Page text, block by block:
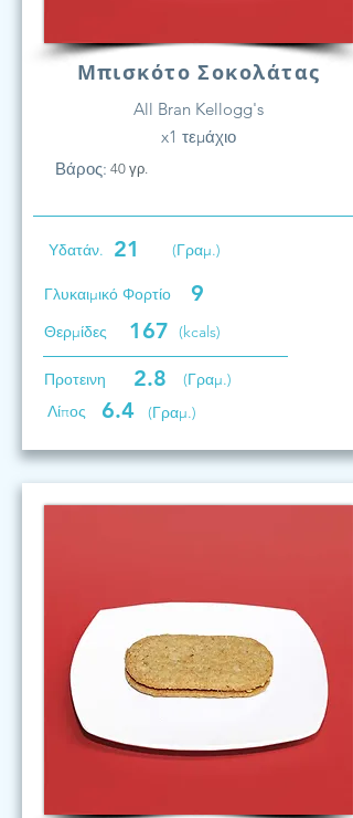
Μπισκότο Σοκολάτας
All Bran Kellogg's
x1 τεμάχιο
Βάρος: 40 γρ.
Υδατάν. 21 (Γραμ.)
Γλυκαιμικό Φορτίο 9
Θερμίδες 167 (kcals)
Προτεινη 2.8
(Γραμ.)
Λίπος
6.4 (Γραμ.)